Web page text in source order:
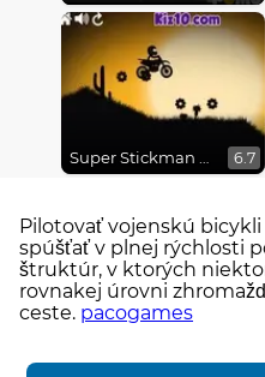
Super Stickman Biker 6.7
Pilotovať vojenskú
spúšťať v plnej rýchlosti
štruktúr, v ktorých
rovnakej úrovni
ceste. pacogames